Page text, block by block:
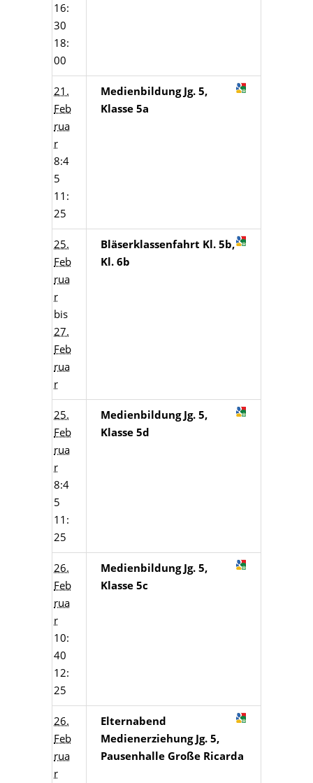
16:
30
18:
00
21.
Feb
rua
r
8:4
5
11:
25
Medienbildung Jg. 5,
Klasse 5a
25.
Feb
rua
r
bis
27.
Feb
rua
r
Bläserklassenfahrt Kl. 5b,
Kl. 6b
25.
Feb
rua
r
8:4
5
11:
25
Medienbildung Jg. 5,
Klasse 5d
26.
Feb
rua
r
10:
40
12:
25
Medienbildung Jg. 5,
Klasse 5c
26.
Feb
rua
r
Elternabend
Medienerziehung Jg. 5,
Pausenhalle Große Ricarda